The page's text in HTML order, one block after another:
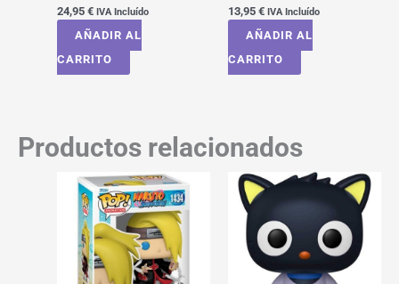
24,95 € IVA Incluído
AÑADIR AL
CARRITO
13,95 € IVA Incluído
AÑADIR AL
CARRITO
Productos relacionados